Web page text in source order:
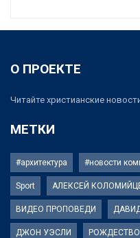
О ПРОЕКТЕ
Читайте христианские
МЕТКИ
#архитектура #новости
Sport АЛЕКСЕЙ
ВИДЕО ПРОПОВЕДИ
ДЖОН УЭСЛИ